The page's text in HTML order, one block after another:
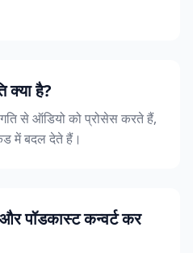
क्या है?
गति से ऑडियो को प्रोसेस करते हैं,
में बदल देते हैं।
पॉडकास्ट कन्वर्ट कर